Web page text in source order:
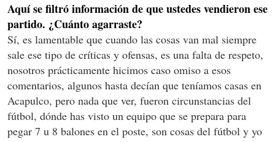
Aquí se filtró información de que ustedes vendieron ese
partido. ¿Cuánto agarraste?
Sí, es lamentable que cuando las cosas van mal siempre
sale ese tipo de críticas y ofensas, es una falta de respeto,
nosotros prácticamente hicimos caso omiso a esos
comentarios, algunos hasta decían que teníamos casas en
Acapulco, pero nada que ver, fueron circunstancias del
fútbol, dónde has visto un equipo que se prepara para
pegar 7 u 8 balones en el poste, son cosas del fútbol y yo